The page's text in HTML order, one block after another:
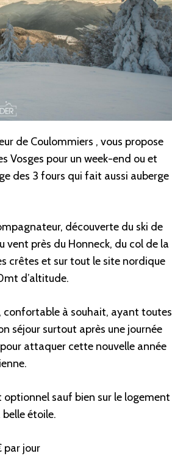
de Coulommiers , vous propose
Vosges pour un week-end ou et
des 3 fours qui fait aussi auberge
découverte du ski de
vent près du Honneck, du col de la
crêtes et sur tout le site nordique
d’altitude.
confortable à souhait, ayant toutes
séjour surtout après une journée
attaquer cette nouvelle année
sauf bien sur le logement
étoile.
par jour